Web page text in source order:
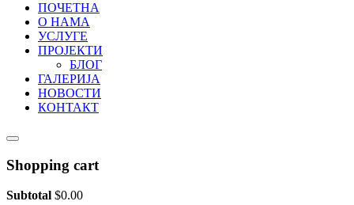
ПОЧЕТНА
О НАМА
УСЛУГЕ
ПРОЈЕКТИ
БЛОГ
ГАЛЕРИЈА
НОВОСТИ
КОНТАКТ
Shopping cart
Subtotal $0.00